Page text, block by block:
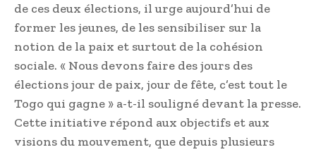
de ces deux élections, il urge aujourd’hui de
former les jeunes, de les sensibiliser sur la
notion de la paix et surtout de la cohésion
sociale. « Nous devons faire des jours des
élections jour de paix, jour de fête, c’est tout le
Togo qui gagne » a-t-il souligné devant la presse.
Cette initiative répond aux objectifs et aux
visions du mouvement, que depuis plusieurs